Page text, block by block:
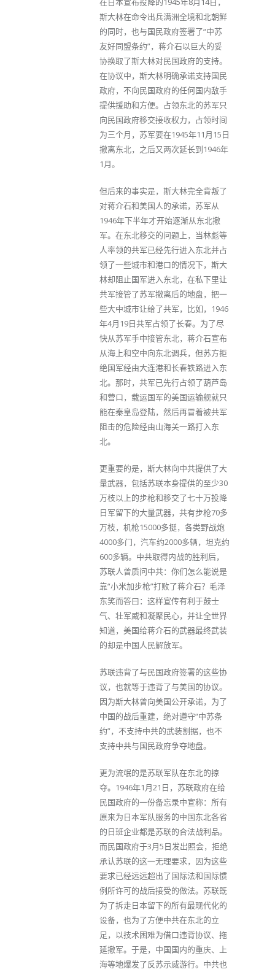
斯大林在命令出兵满洲全境和北朝鲜
的同时，也与国民政府签署了“中苏
友好同盟条约”，蒋介石以巨大的妥
协换取了斯大林对民国政府的支持。
在协议中，斯大林明确承诺支持国民
政府，不向民国政府的任何国内敌手
提供援助和方便。占领东北的苏军只
向民国政府移交接收权力，占领时间
为三个月，苏军要在1945年11月15日
撤离东北，之后又两次延长到1946年
1月。
但后来的事实是，斯大林完全背叛了
对蒋介石和美国人的承诺，苏军从
1946年下半年才开始逐渐从东北撤
军。在东北移交的问题上，当林彪等
人率领的共军已经先行进入东北并占
领了一些城市和港口的情况下，斯大
林却阻止国军进入东北，在私下里让
共军接管了苏军撤离后的地盘，把一
些大中城市让给了共军，比如，1946
年4月19日共军占领了长春。为了尽
快从苏军手中接管东北，蒋介石宣布
从海上和空中向东北调兵，但苏方拒
绝国军经由大连港和长春铁路进入东
北。那时，共军已先行占领了葫芦岛
和营口，载运国军的美国运输舰就只
能在秦皇岛登陆，然后再冒着被共军
阻击的危险经由山海关一路打入东
北。
更重要的是，斯大林向中共提供了大
量武器，包括苏联本身提供的至少30
万枝以上的步枪和移交了七十万投降
日军留下的大量武器，共有步枪70多
万枝，机枪15000多挺，各类野战炮
4000多门，汽车约2000多辆，坦克约
600多辆。中共取得内战的胜利后，
苏联人曾质问中共：你们怎么能说是
靠“小米加步枪”打败了蒋介石？毛泽
东笑而答曰：这样宣传有利于鼓士
气、壮军威和凝聚民心，并让全世界
知道，美国给蒋介石的武器最终武装
的却是中国人民解放军。
苏联违背了与民国政府签署的这些协
议，也就等于违背了与美国的协议。
因为斯大林曾向美国公开承诺，为了
中国的战后重建，绝对遵守“中苏条
约”，不支持中共的武装割据，也不
支持中共与国民政府争夺地盘。
更为流氓的是苏联军队在东北的掠
夺。1946年1月21日，苏联政府在给
民国政府的一份备忘录中宣称：所有
原来为日本军队服务的中国东北各省
的日班企业都是苏联的合法战利品。
而民国政府于3月5日发出照会，拒绝
承认苏联的这一无理要求，因为这些
要求已经远远超出了国际法和国际惯
例所许可的战后接受的做法。苏联既
为了拆走日本留下的所有最现代化的
设备，也为了方便中共在东北的立
足，以技术困难为借口违背协议、拖
延撤军。于是，中国国内的重庆、上
海等地爆发了反苏示威游行。中共也